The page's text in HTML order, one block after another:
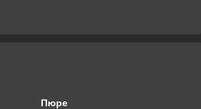
Пюре